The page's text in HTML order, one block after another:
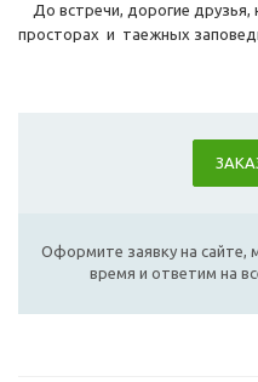
До встречи, дорогие друзья,
просторах и таежных
Оформите заявку на сайте,
время и ответим на